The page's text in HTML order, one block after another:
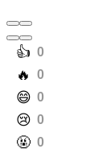
️👍 0
️🔥 0
️😄 0
️😢 0
️🤬 0